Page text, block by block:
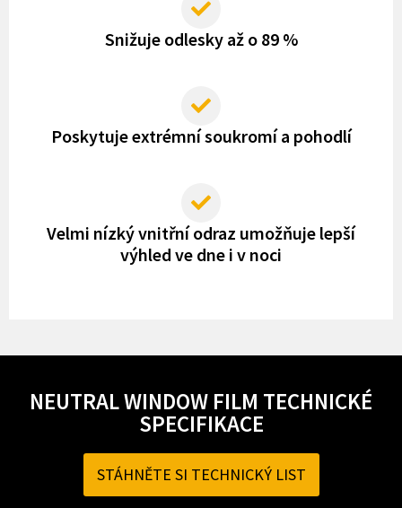
Snižuje odlesky až o 89 %
Poskytuje extrémní soukromí a pohodlí
Velmi nízký vnitřní odraz umožňuje lepší
výhled ve dne i v noci
NEUTRAL WINDOW FILM TECHNICKÉ
SPECIFIKACE
STÁHNĚTE SI TECHNICKÝ LIST